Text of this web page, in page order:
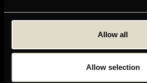
Allow all
Allow selection
GRAND TEATRET
Telefon: 33 15 16 11